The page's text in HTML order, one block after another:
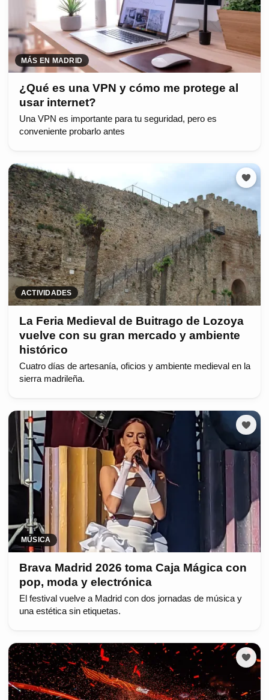
MÁS EN MADRID
¿Qué es una VPN y cómo me protege al
usar internet?
Una VPN es importante para tu seguridad, pero es
conveniente probarlo antes
ACTIVIDADES
La Feria Medieval de Buitrago de Lozoya
vuelve con su gran mercado y ambiente
histórico
Cuatro días de artesanía, oficios y ambiente medieval en la
sierra madrileña.
MÚSICA
Brava Madrid 2026 toma Caja Mágica con
pop, moda y electrónica
El festival vuelve a Madrid con dos jornadas de música y
una estética sin etiquetas.